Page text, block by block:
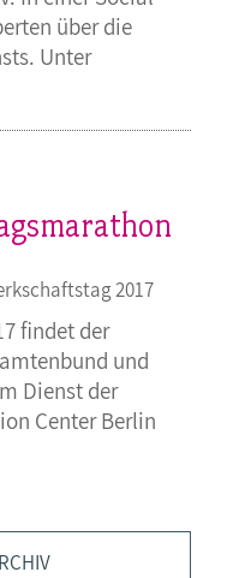
über die
Unter
2017
findet der
und
Dienst der
Center Berlin